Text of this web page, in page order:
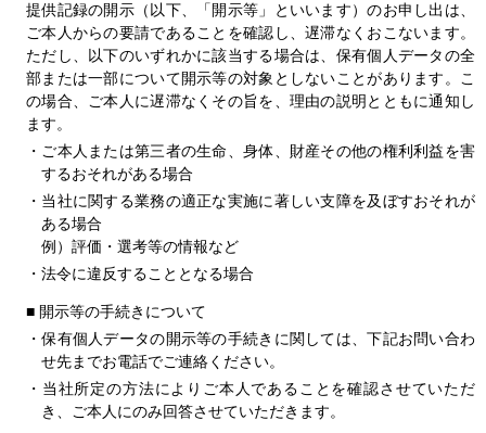
提供記録の開示（以下、「開示等」といいます）のお申し出は、
ご本人からの要請であることを確認し、遅滞なくおこないます。
ただし、以下のいずれかに該当する場合は、保有個人データの全
部または一部について開示等の対象としないことがあります。こ
の場合、ご本人に遅滞なくその旨を、理由の説明とともに通知し
ます。
・ご本人または第三者の生命、身体、財産その他の権利利益を害
するおそれがある場合
・当社に関する業務の適正な実施に著しい支障を及ぼすおそれが
ある場合
例）評価・選考等の情報など
・法令に違反することとなる場合
■ 開示等の手続きについて
・保有個人データの開示等の手続きに関しては、下記お問い合わ
せ先までお電話でご連絡ください。
・当社所定の方法によりご本人であることを確認させていただ
き、ご本人にのみ回答させていただきます。